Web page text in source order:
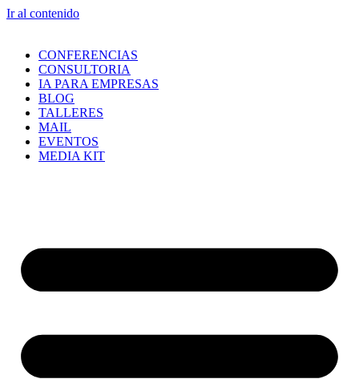
Ir al contenido
CONFERENCIAS
CONSULTORIA
IA PARA EMPRESAS
BLOG
TALLERES
MAIL
EVENTOS
MEDIA KIT